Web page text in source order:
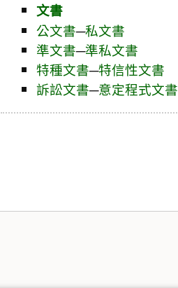
文書
公文書─私文書
準文書─準私文書
特種文書─特信性文書
訴訟文書─意定程式文書